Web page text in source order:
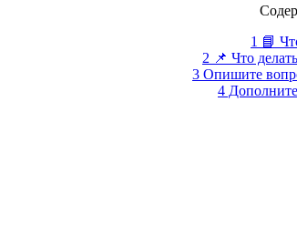
1 📘
2 📌 Что
3 Опишите
4